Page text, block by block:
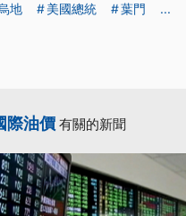
地 美國總統 葉門 ...
際油價 有關的新聞